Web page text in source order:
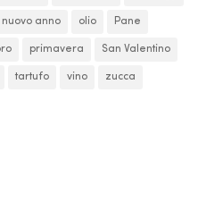
nuovo anno olio Pane
primavera San Valentino
tartufo vino zucca